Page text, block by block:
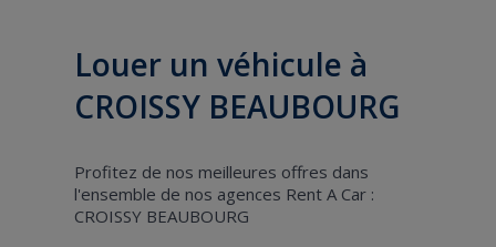
Louer un véhicule à
CROISSY BEAUBOURG
Profitez de nos meilleures offres dans
l'ensemble de nos agences Rent A Car :
CROISSY BEAUBOURG